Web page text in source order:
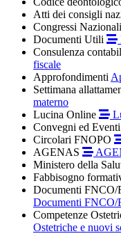
Atti dei consigli
Congressi Nazionali
Documenti Utili
Consulenza
fiscale
Approfondimenti
Settimana
materno
Lucina Online
Convegni ed Eventi
Circolari FNOPO
AGENAS
Ministero della
Fabbisogno
Documenti FNCO/
Documenti FNCO/
Competenze
Ostetriche e nuovi